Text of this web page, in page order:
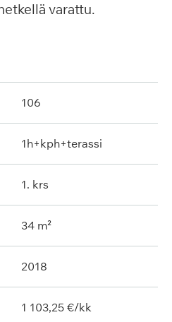
varattu.
106
1h+kph+terassi
1. krs
34 m²
2018
1 103,25 €/kk